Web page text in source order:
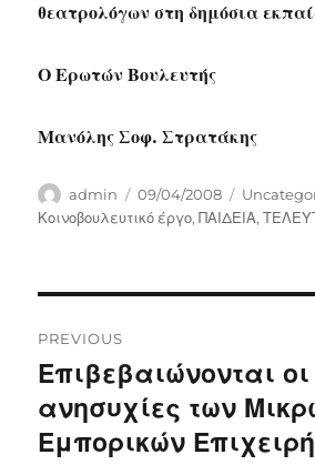
θεατρολόγων στη δημόσια
Ο Ερωτών Βουλευτής
Μανόλης Σοφ. Στρατάκης
Author
admin
Posted
on
09/04/2008
Κοινοβουλευτικό έργο,ΠΑΙΔΕΙΑ,
navigation
PREVIOUS
Previous
post:
Επιβεβαιώνονται οι
ανησυχίες των
Εμπορικών